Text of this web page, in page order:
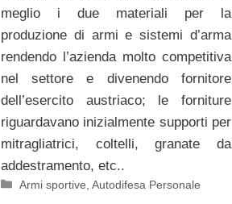
meglio i due materiali per la
produzione di armi e sistemi d’arma
rendendo l’azienda molto competitiva
nel settore e divenendo fornitore
dell’esercito austriaco; le forniture
riguardavano inizialmente supporti per
mitragliatrici, coltelli, granate da
addestramento, etc..
Categorie
Armi sportive ,Autodifesa Personale